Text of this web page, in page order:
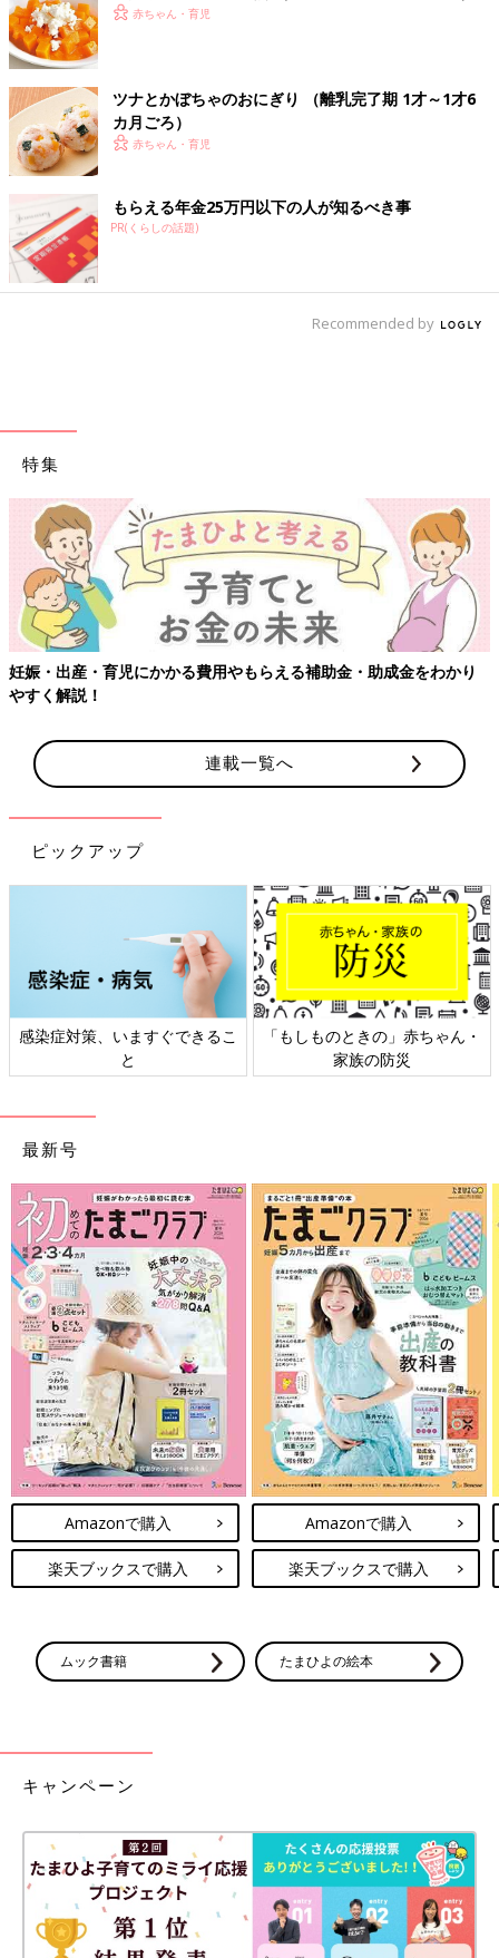
赤ちゃん・育児
ツナとかぼちゃのおにぎり （離乳完了期 1才～1才6
カ月ごろ）
赤ちゃん・育児
もらえる年金25万円以下の人が知るべき事
PR(くらしの話題)
Recommended by
特集
妊娠・出産・育児にかかる費用やもらえる補助金・助成金をわかり
やすく解説！
連載一覧へ
ピックアップ
感染症対策、いますぐできるこ
と
「もしものときの」赤ちゃん・
家族の防災
最新号
Amazonで購入
楽天ブックスで購入
Amazonで購入
楽天ブックスで購入
ムック書籍 たまひよの絵本
キャンペーン